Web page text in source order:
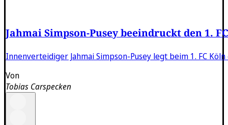
Jahmai Simpson-Pusey beeindruckt den 1.
Innenverteidiger Jahmai Simpson-Pusey legt beim 1. FC
Von
Tobias Carspecken